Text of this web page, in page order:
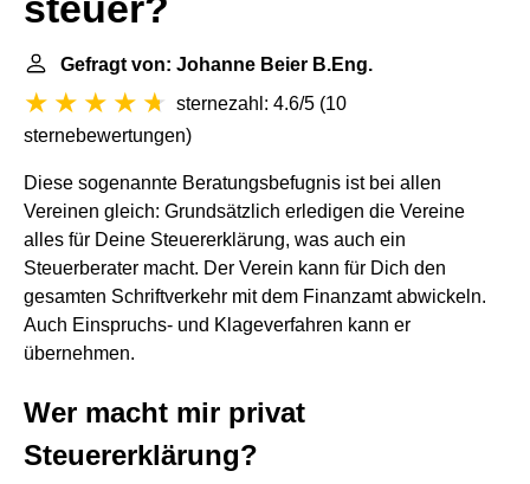
steuer?
Gefragt von: Johanne Beier B.Eng.
sternezahl: 4.6/5 (10
sternebewertungen)
Diese sogenannte Beratungsbefugnis ist bei allen
Vereinen gleich: Grundsätzlich erledigen die Vereine
alles für Deine Steuererklärung, was auch ein
Steuerberater macht. Der Verein kann für Dich den
gesamten Schriftverkehr mit dem Finanzamt abwickeln.
Auch Einspruchs- und Klageverfahren kann er
übernehmen.
Wer macht mir privat
Steuererklärung?